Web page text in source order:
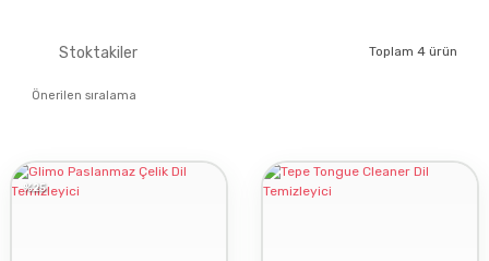
ONE DROP ONLY
Stoktakiler Toplam 4 ürün
%25